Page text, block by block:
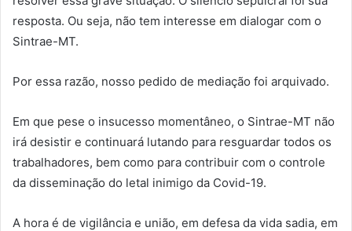
resposta. Ou seja, não tem interesse em dialogar com o
Sintrae-MT.
Por essa razão, nosso pedido de mediação foi arquivado.
Em que pese o insucesso momentâneo, o Sintrae-MT não
irá desistir e continuará lutando para resguardar todos os
trabalhadores, bem como para contribuir com o controle
da disseminação do letal inimigo da Covid-19.
A hora é de vigilância e união, em defesa da vida sadia, em